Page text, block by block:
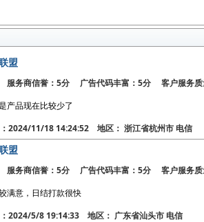
盟
服务商信誉：5分 广告代码丰富：5分 客户服务质
产品现在比较少了
2024/11/18 14:24:52 地区： 浙江省杭州市 电信
盟
服务商信誉：5分 广告代码丰富：5分 客户服务质
满意，日结打款很快
2024/5/8 19:14:33 地区： 广东省汕头市 电信